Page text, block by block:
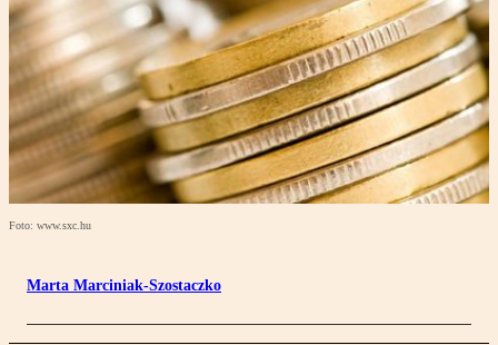
Foto: www.sxc.hu
Marta Marciniak-Szostaczko